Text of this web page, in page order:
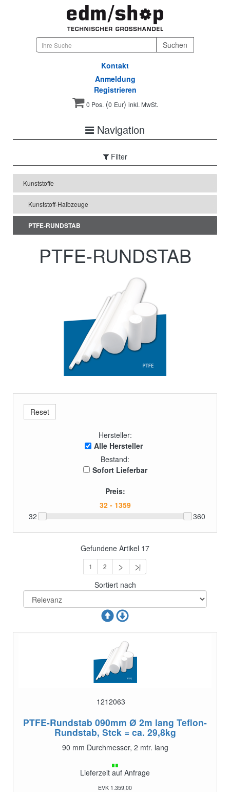
Kontakt
Anmeldung
Registrieren
0 Pos.(0 Eur) inkl. MwSt.
Navigation
Filter
Kunststoffe
Kunststoff-Halbzeuge
PTFE-RUNDSTAB
PTFE-RUNDSTAB
Hersteller:
Alle Hersteller
Bestand:
Sofort Lieferbar
Preis:
32 1360
Gefundene Artikel 17
1 2
Sortiert nach
1212063
PTFE-Rundstab 090mm Ø 2m lang Teflon-
Rundstab, Stck = ca. 29,8kg
90 mm Durchmesser, 2 mtr. lang
Lieferzeit auf Anfrage
EVK 1.359,00